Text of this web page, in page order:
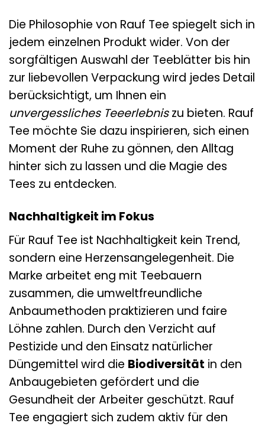
Die Philosophie von Rauf Tee spiegelt sich in
jedem einzelnen Produkt wider. Von der
sorgfältigen Auswahl der Teeblätter bis hin
zur liebevollen Verpackung wird jedes Detail
berücksichtigt, um Ihnen ein
unvergessliches Teeerlebniszu bieten. Rauf
Tee möchte Sie dazu inspirieren, sich einen
Moment der Ruhe zu gönnen, den Alltag
hinter sich zu lassen und die Magie des
Tees zu entdecken.
Nachhaltigkeit im Fokus
Für Rauf Tee ist Nachhaltigkeit kein Trend,
sondern eine Herzensangelegenheit. Die
Marke arbeitet eng mit Teebauern
zusammen, die umweltfreundliche
Anbaumethoden praktizieren und faire
Löhne zahlen. Durch den Verzicht auf
Pestizide und den Einsatz natürlicher
Düngemittel wird die Biodiversität in den
Anbaugebieten gefördert und die
Gesundheit der Arbeiter geschützt. Rauf
Tee engagiert sich zudem aktiv für den